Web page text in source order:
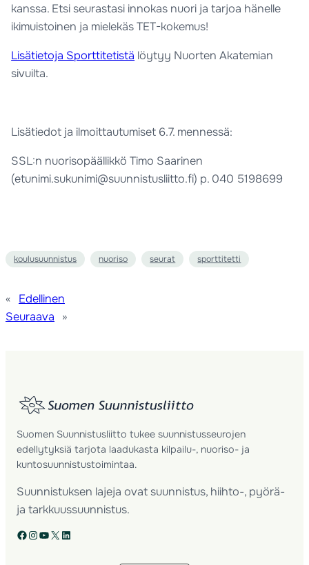
kanssa. Etsi seurastasi innokas nuori ja tarjoa hänelle
ikimuistoinen ja mielekäs TET-kokemus!
Lisätietoja Sporttitetistä löytyy Nuorten Akatemian
sivuilta.
Lisätiedot ja ilmoittautumiset 6.7. mennessä:
SSL:n nuorisopäällikkö Timo Saarinen
(etunimi.sukunimi@suunnistusliitto.fi) p. 040 5198699
koulusuunnistus nuoriso seurat sporttitetti
«
Edellinen
Seuraava
»
Suomen Suunnistusliitto tukee suunnistusseurojen
edellytyksiä tarjota laadukasta kilpailu-, nuoriso- ja
kuntosuunnistustoimintaa.
Suunnistuksen lajeja ovat suunnistus, hiihto-, pyörä-
ja tarkkuussuunnistus.
Facebook Instagram YouTube X LinkedIn